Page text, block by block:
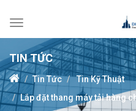
Toggle
navigation
TIN TỨC
Tin Tức
Tin Kỹ Thuật
Lắp đặt thang máy tải hàng